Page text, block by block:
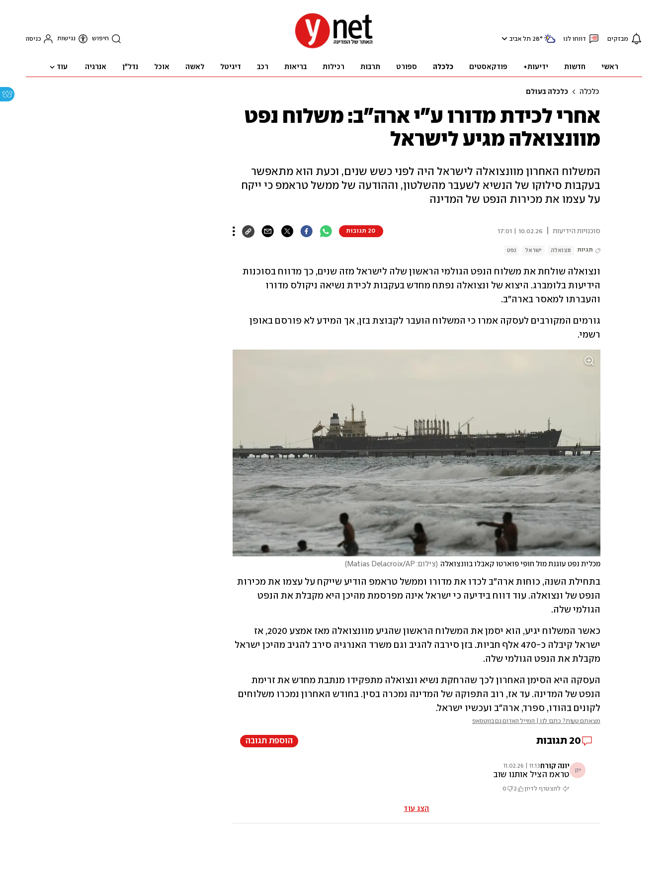
מבזקים דווחו לנו 28° תל אביב חיפוש נגישות כניסה
ראשי חדשות ידיעות+ פודקאסטים כלכלה ספורט תרבות רכילות בריאות רכב דיגיטל לאשה אוכל נדל"ן אנרגיה עוד
כלכלה כלכלה בעולם
אחרי לכידת מדורו ע"י ארה"ב: משלוח נפט
מוונצואלה מגיע לישראל
המשלוח האחרון מוונצואלה לישראל היה לפני כשש שנים, וכעת הוא מתאפשר
בעקבות סילוקו של הנשיא לשעבר מהשלטון, וההודעה של ממשל טראמפ כי ייקח
על עצמו את מכירות הנפט של המדינה
סוכנויות הידיעות 10.02.26 | 17:01 20 תגובות
תגיות ונצואלה ישראל נפט
והעברתו למאסר בארה"ב.
רשמי.
מכלית נפט עוגנת מול חופי פוארטו קאבלו בוונצואלה (צילום: Matias Delacroix/AP )
הגולמי שלה.
מקבלת את הנפט הגולמי שלה.
לקונים בהודו, ספרד, ארה"ב ועכשיו ישראל.
מצאתם טעות? כתבו לנו | המייל האדום גם בווטסאפ
20 תגובות הוספת תגובה
יק יונה קורח11:13 | 11.02.26
טראמ הציל אותנו שוב
להצטרף לדיון 2
0
הצג עוד